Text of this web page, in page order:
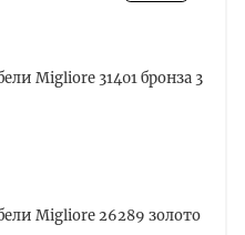
Migliore 31401 бронза 3
Migliore 26289 золото